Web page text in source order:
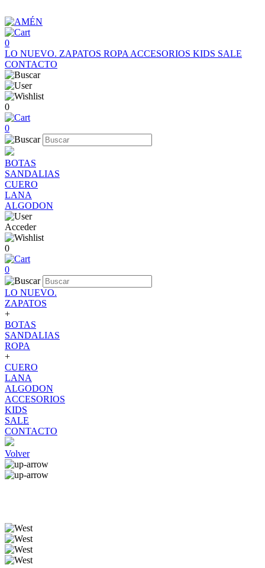
0
LO NUEVO. ZAPATOS ROPA ACCESORIOS KIDS SALE
CONTACTO
0
0
BOTAS
SANDALIAS
CUERO
LANA
ALGODON
Acceder
0
0
LO NUEVO.
ZAPATOS
+
BOTAS
SANDALIAS
ROPA
+
CUERO
LANA
ALGODON
ACCESORIOS
KIDS
SALE
CONTACTO
Volver